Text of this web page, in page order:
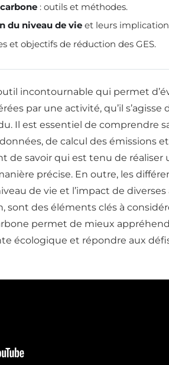
: outils et méthodes.
du niveau de vie et leurs
et objectifs de réduction des GES.
incontournable qui permet
par une activité, qu’il s’agisse
Il est essentiel de comprendre
de calcul des émissions
de savoir qui est tenu de réaliser
précise. En outre, les
de vie et l’impact de
sont des éléments clés à
permet de mieux
écologique et répondre aux